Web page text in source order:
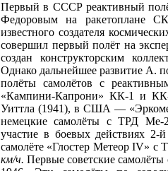
Первый в СССР реактивный
Федоровым на ракетоплане
известного создателя
совершил первый полёт на
создан конструкторским
Однако дальнейшее развитие А.
полёты самолётов с
«Кампини-Капрони» КК-1 и
Уиттла (1941), в США —
немецкие самолёты с ТРД Ме-
участие в боевых действиях
самолёте «Глостер Метеор IV» с
км/ч.Первые советские